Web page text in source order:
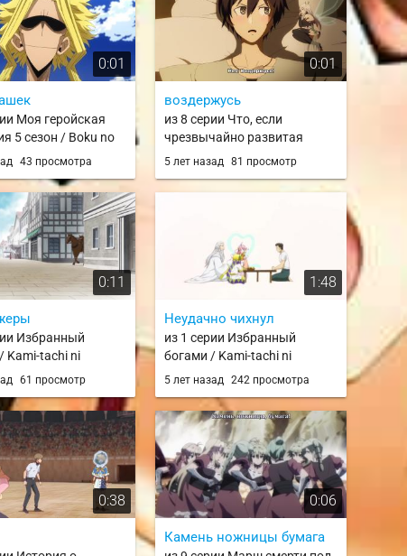
0:01
Моя геройская
5 сезон / Boku no
5th Season
43 просмотра
0:01
воздержусь
из 8 серии Что, если
чрезвычайно развитая
ролевая игра с полным
большее привыкание, чем
Genjitsu yori mo Kusoge
Dattara
5 лет назад 81 просмотр
0:11
Избранный
Kami-tachi ni
Otoko
61 просмотр
1:48
Неудачно чихнул
из 1 серии Избранный
богами / Kami-tachi ni
Hirowareta Otoko
5 лет назад 242 просмотра
0:38 0:06
Камень ножницы бумага